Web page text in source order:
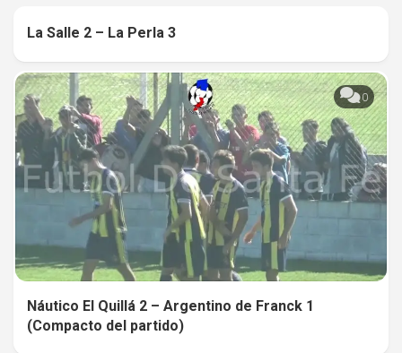
La Salle 2 – La Perla 3
0
Náutico El Quillá 2 – Argentino de Franck 1
(Compacto del partido)